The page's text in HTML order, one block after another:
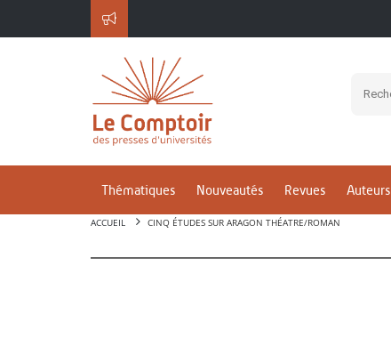
Thématiques Nouveautés Revues Auteurs
ACCUEIL CINQ ÉTUDES SUR ARAGON THÉATRE/ROMAN